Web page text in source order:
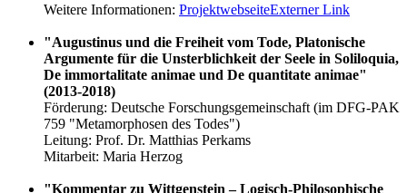
Weitere Informationen: ProjektwebseiteExterner Link
"Augustinus und die Freiheit vom Tode, Platonische
Argumente für die Unsterblichkeit der Seele in Soliloquia,
De immortalitate animae und De quantitate animae"
(2013-2018)
Förderung: Deutsche Forschungsgemeinschaft (im DFG-PAK
759 "Metamorphosen des Todes")
Leitung: Prof. Dr. Matthias Perkams
Mitarbeit: Maria Herzog
"Kommentar zu Wittgenstein – Logisch-Philosophische